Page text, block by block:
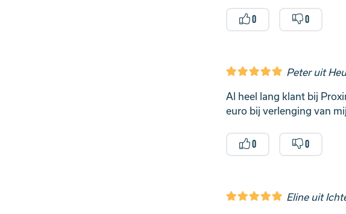
0 0
Peter uit
Al heel lang klant bij
euro bij verlenging van
0 0
Eline uit